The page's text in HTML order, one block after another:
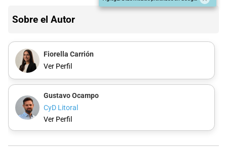
Sobre el Autor
Fiorella Carrión
Ver Perfil
Gustavo Ocampo
CyD Litoral
Ver Perfil